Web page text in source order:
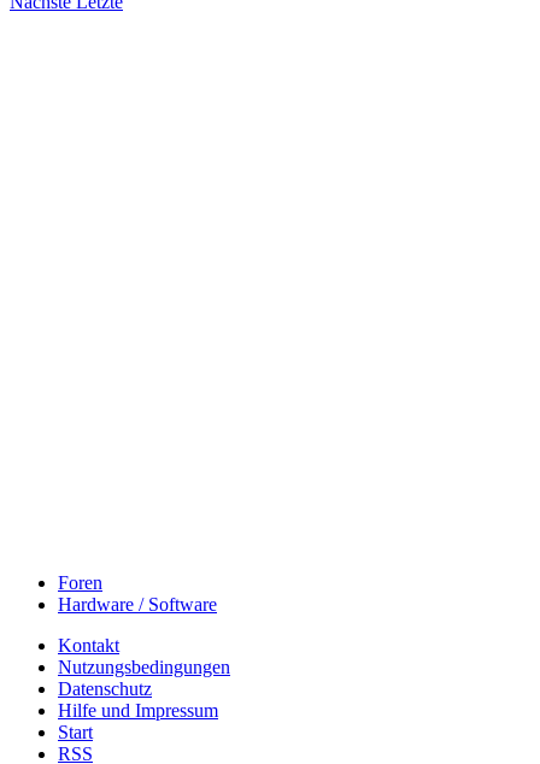
Foren
Hardware / Software
Kontakt
Nutzungsbedingungen
Datenschutz
Hilfe und Impressum
Start
RSS